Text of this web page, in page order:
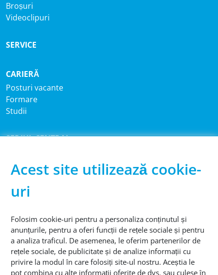
Acest site utilizează cookie-
uri
Folosim cookie-uri pentru a personaliza conținutul și
anunțurile, pentru a oferi funcții de rețele sociale și pentru
a analiza traficul. De asemenea, le oferim partenerilor de
rețele sociale, de publicitate și de analize informații cu
privire la modul în care folosiți site-ul nostru. Aceștia le
pot combina cu alte informații oferite de dvs. sau culese în
Broșuri
Videoclipuri
SERVICE
CARIERĂ
Posturi vacante
Formare
Studii
SEDIUL CENTRAL
Paffrather Str. 102-116
51465 Bergisch Gladbach
Germania
TELEFON
+49 2202 2005 01